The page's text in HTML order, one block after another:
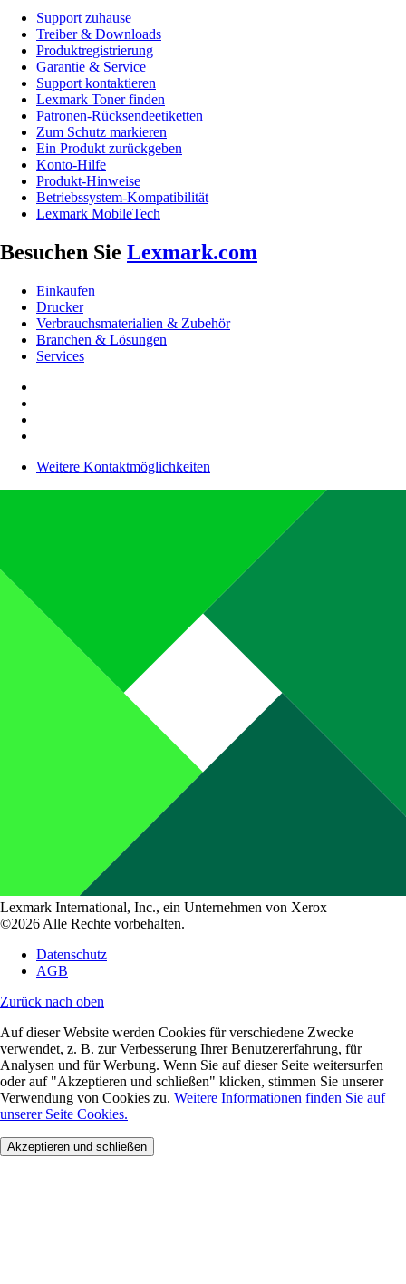
Support zuhause
Treiber & Downloads
Produktregistrierung
Garantie & Service
Support kontaktieren
Lexmark Toner finden
Patronen-Rücksendeetiketten
Zum Schutz markieren
Ein Produkt zurückgeben
Konto-Hilfe
Produkt-Hinweise
Betriebssystem-Kompatibilität
Lexmark MobileTech
Besuchen Sie Lexmark.com
Einkaufen
Drucker
Verbrauchsmaterialien & Zubehör
Branchen & Lösungen
Services
Weitere Kontaktmöglichkeiten
Lexmark International, Inc., ein Unternehmen von Xerox
©2026 Alle Rechte vorbehalten.
Datenschutz
AGB
Zurück nach oben
Auf dieser Website werden Cookies für verschiedene Zwecke
verwendet, z. B. zur Verbesserung Ihrer Benutzererfahrung, für
Analysen und für Werbung. Wenn Sie auf dieser Seite weitersurfen
oder auf "Akzeptieren und schließen" klicken, stimmen Sie unserer
Verwendung von Cookies zu. Weitere Informationen finden Sie auf
unserer Seite Cookies.
Akzeptieren und schließen